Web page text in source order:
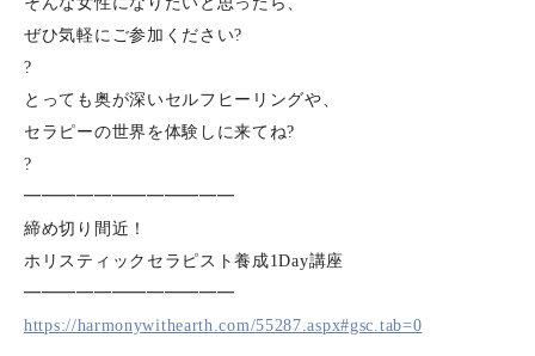
ぜひ気軽にご参加ください?
?
とっても奥が深いセルフヒーリングや、
セラピーの世界を体験しに来てね?
?
━━━━━━━━━━━━
締め切り間近！
ホリスティックセラピスト養成1Day講座
━━━━━━━━━━━━
https://harmonywithearth.com/55287.aspx#gsc.tab=0